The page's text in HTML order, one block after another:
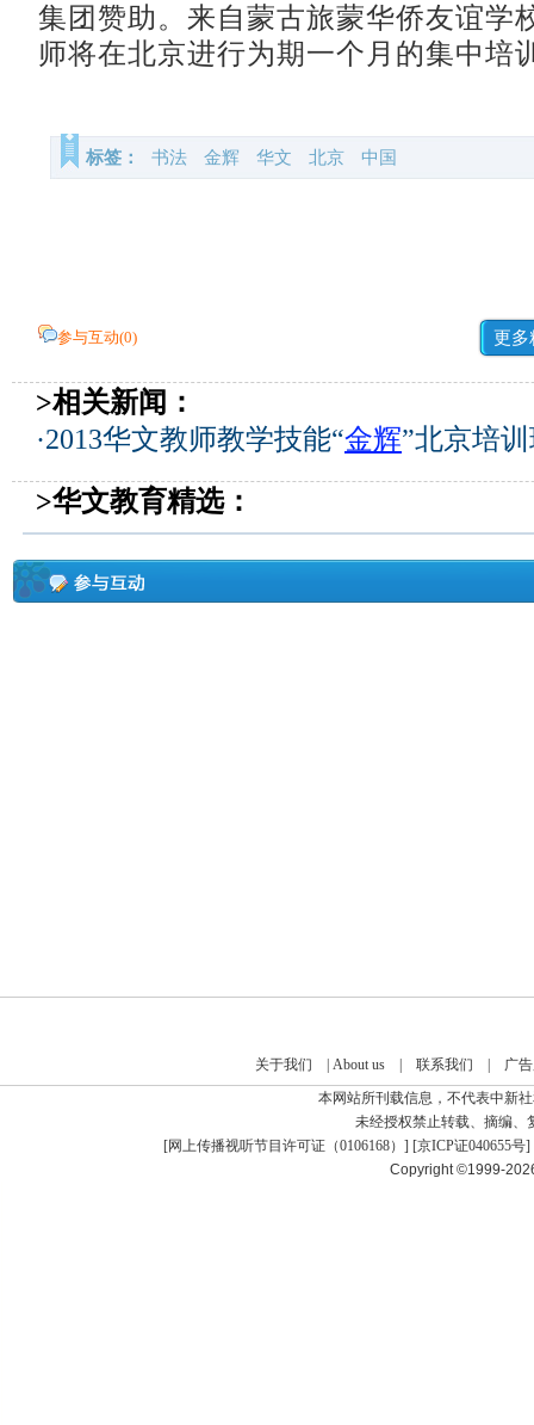
集团赞助。来自蒙古旅蒙华侨友谊学
师将在北京进行为期一个月的集中培
标签： 书法 金辉 华文 北京 中国
参与互动(0) 更多
>相关新闻：
·2013华文教师教学技能“金辉”北京培
>华文教育精选：
关于我们 About us| 联系我们
广
本网站所刊载信息，不代表中新
未经授权禁止转载、摘编、
[网上传播视听节目许可证（0106168） ] [京ICP证040655号]
Copyright ©1999-